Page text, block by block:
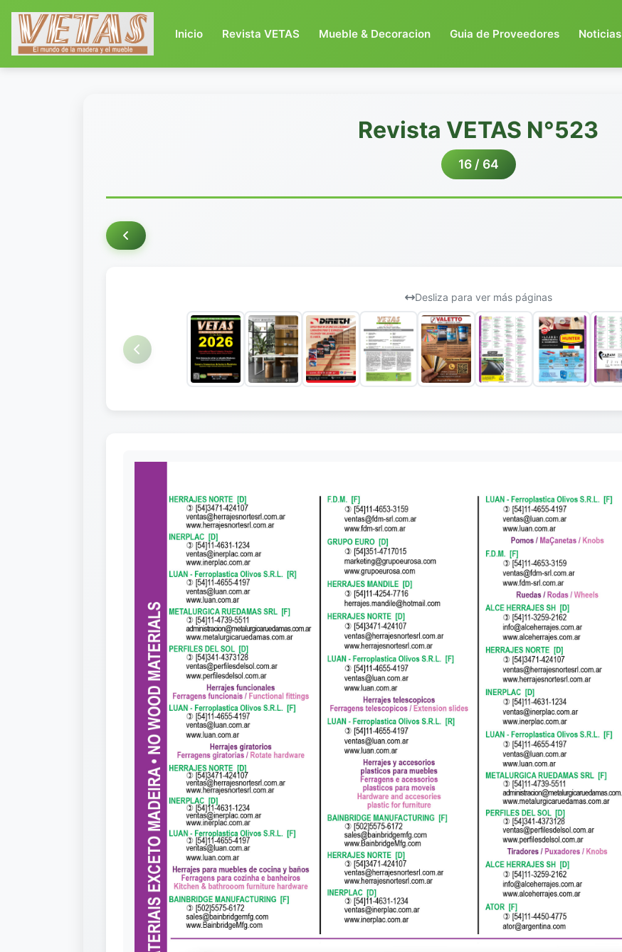
Inicio(current)
Revista VETAS Mueble & Decoracion Guia de Proveedores Noticias
Revista VETAS N°523
16 / 64
Desliza para ver más páginas